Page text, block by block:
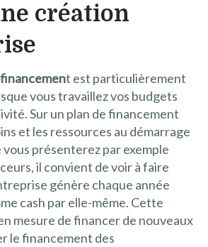
création
t est particulièrement
vous travaillez vos budgets
Sur un plan de financement
et les ressources au démarrage
vous présenterez par exemple
il convient de voir à faire
génère chaque année
cash par elle-même. Cette
mesure de financer de nouveaux
le financement des